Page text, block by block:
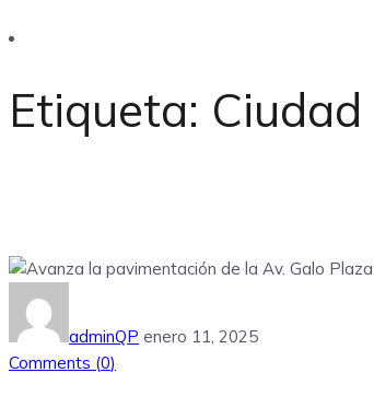
Etiqueta: Ciudad
adminQP enero 11, 2025
Comments (0)